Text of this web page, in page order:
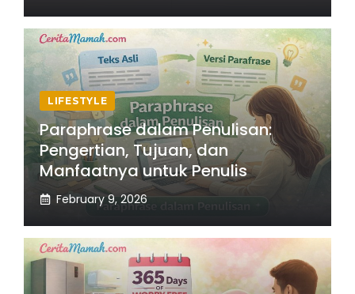
LIFESTYLE
Paraphrase dalam Penulisan:
Pengertian, Tujuan, dan
Manfaatnya untuk Penulis
February 9, 2026